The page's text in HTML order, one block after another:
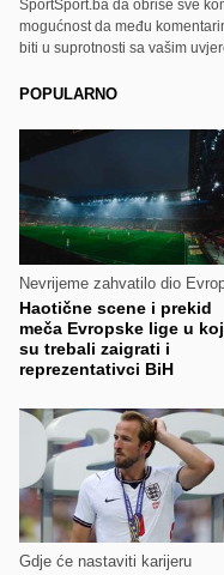
SportSport.ba da obriše sve
mogućnost da među
biti u suprotnosti sa vašim
POPULARNO
Nevrijeme zahvatilo dio
Haotične scene i prekid
meča Evropske lige u
su trebali zaigrati i
reprezentativci BiH
Gdje će nastaviti karijeru